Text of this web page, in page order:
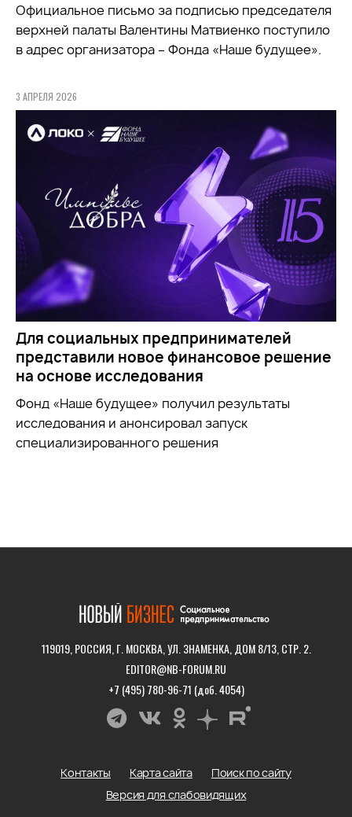
Официальное письмо за подписью председателя
верхней палаты Валентины Матвиенко поступило
в адрес организатора – Фонда «Наше будущее».
3 АПРЕЛЯ 2026
Для социальных предпринимателей
представили новое финансовое решение
на основе исследования
Фонд «Наше будущее» получил результаты
исследования и анонсировал запуск
специализированного решения
119019, РОССИЯ, Г. МОСКВА, УЛ. ЗНАМЕНКА, ДОМ 8/13, СТР. 2.
EDITOR@NB-FORUM.RU
+7 (495) 780-96-71 (доб. 4054)
Контакты Карта сайта
Поиск по сайту
Версия для слабовидящих